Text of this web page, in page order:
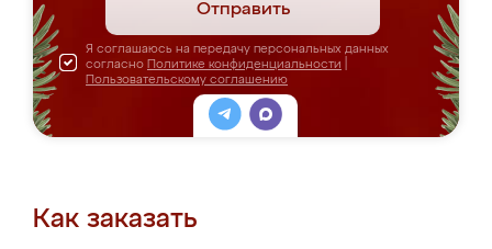
Отправить
Я соглашаюсь на передачу персональных данных
согласно Политике конфиденциальности
Пользовательскому соглашению
Как заказать